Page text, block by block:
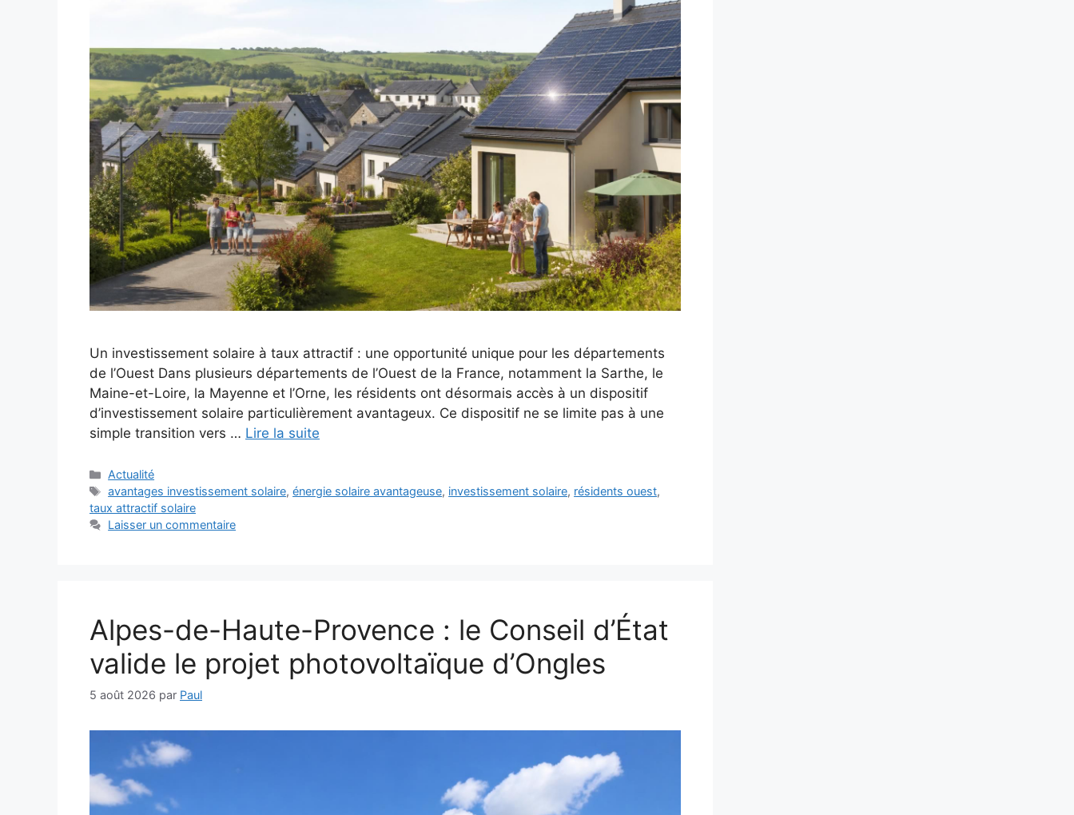
Un investissement solaire à taux attractif : une opportunité unique pour les départements
de l’Ouest Dans plusieurs départements de l’Ouest de la France, notamment la Sarthe, le
Maine-et-Loire, la Mayenne et l’Orne, les résidents ont désormais accès à un dispositif
d’investissement solaire particulièrement avantageux. Ce dispositif ne se limite pas à une
simple transition vers … Lire la suite
Catégories
Actualité
Étiquettes
avantages investissement solaire,énergie solaire avantageuse, investissement solaire, résidents ouest,
taux attractif solaire
Laisser un commentaire
Alpes-de-Haute-Provence : le Conseil d’État
valide le projet photovoltaïque d’Ongles
5 août 2026 par Paul